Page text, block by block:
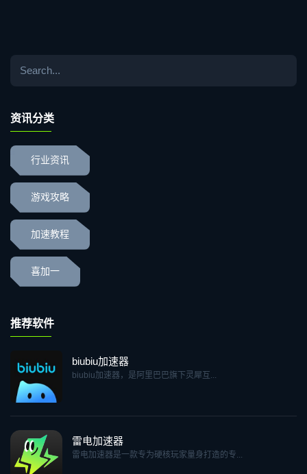
资讯分类
行业资讯
游戏攻略
加速教程
喜加一
推荐软件
biubiu加速器
biubiu加速器，是阿里巴巴旗下灵犀互...
雷电加速器
雷电加速器是一款专为硬核玩家量身打造的专...